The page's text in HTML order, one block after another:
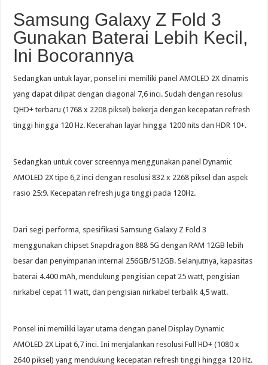
Samsung Galaxy Z Fold 3
Gunakan Baterai Lebih Kecil,
Ini Bocorannya
Sedangkan untuk layar, ponsel ini memiliki panel AMOLED 2X dinamis
yang dapat dilipat dengan diagonal 7,6 inci. Sudah dengan resolusi
QHD+ terbaru (1768 x 2208 piksel) bekerja dengan kecepatan refresh
tinggi hingga 120 Hz. Kecerahan layar hingga 1200 nits dan HDR 10+.
Sedangkan untuk cover screennya menggunakan panel Dynamic
AMOLED 2X tipe 6,2 inci dengan resolusi 832 x 2268 piksel dan aspek
rasio 25:9. Kecepatan refresh juga tinggi pada 120Hz.
Dari segi performa, spesifikasi Samsung Galaxy Z Fold 3
menggunakan chipset Snapdragon 888 5G dengan RAM 12GB lebih
besar dan penyimpanan internal 256GB/512GB. Selanjutnya, kapasitas
baterai 4.400 mAh, mendukung pengisian cepat 25 watt, pengisian
nirkabel cepat 11 watt, dan pengisian nirkabel terbalik 4,5 watt.
Ponsel ini memiliki layar utama dengan panel Display Dynamic
AMOLED 2X Lipat 6,7 inci. Ini menjalankan resolusi Full HD+ (1080 x
2640 piksel) yang mendukung kecepatan refresh tinggi hingga 120 Hz.